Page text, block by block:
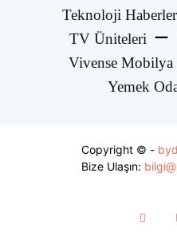
Teknoloji
TV Üniteleri
Vivense Mobilya
Yemek
Copyright © -
Bize Ulaşın: